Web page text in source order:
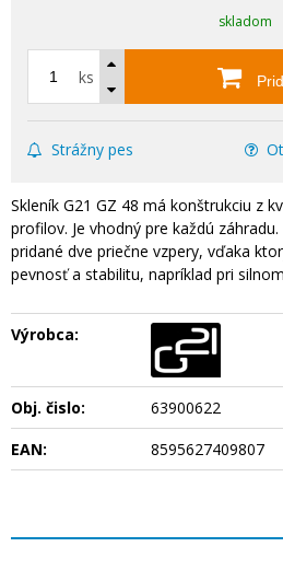
skladom
ks
Strážny pes
Skleník G21 GZ 48 má konštrukciu z
profilov. Je vhodný pre každú
pridané dve priečne vzpery, vďaka
pevnosť a stabilitu, napríklad pri
Výrobca:
Obj. čislo:
63900622
EAN:
8595627409807